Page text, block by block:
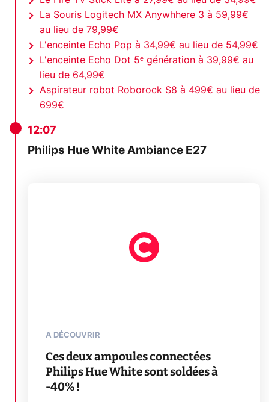
La Souris Logitech MX Anywhhere 3 à 59,99€
au lieu de 79,99€
L'enceinte Echo Pop à 34,99€ au lieu de 54,99€
L'enceinte Echo Dot 5ᵉ génération à 39,99€ au
lieu de 64,99€
Aspirateur robot Roborock S8 à 499€ au lieu de
699€
12:07
Philips Hue White Ambiance E27
A DÉCOUVRIR
Ces deux ampoules connectées
Philips Hue White sont soldées à
-40% !